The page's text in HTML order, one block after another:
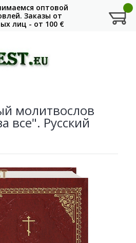
молитвослов
все". Русский